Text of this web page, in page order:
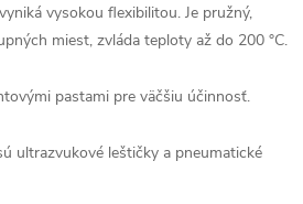
vysokou flexibilitou. Je pružný,
miest, zvláda teploty až do 200 °C.
pastami pre väčšiu účinnosť.
ultrazvukové leštičky a pneumatické